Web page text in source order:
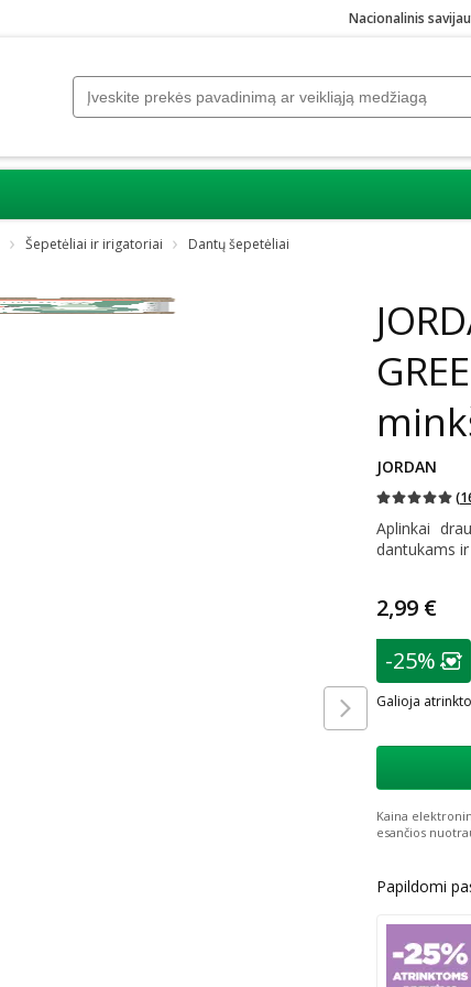
Nacionalinis
Šepetėliai ir irigatoriai Dantų šepetėliai
JORDAN
(
Aplinkai
dantukams
2,99 €
patarimas
-25%
Galioja
Kaina
esančios
Papildomi